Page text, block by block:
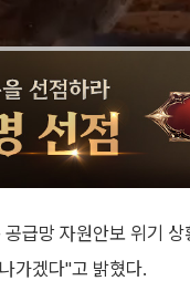
급망 자원안보 위기
가겠다"고 밝혔다.